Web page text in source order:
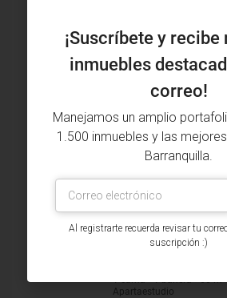
Apartamento Venta,
Barranquilla (30699)
2 alcobas • 2 baños • 95.3
Apartamento Venta,
Barranquilla (29194)
Apartamento
Apartaestudio
Riomar, Barranquilla
Apartaestudio
¡Suscríbete y recibe
inmuebles
correo!
Manejamos un amplio
1.500 inmuebles y las
Barranquilla.
Al registrarte recuerda revisar tu
suscripción :)